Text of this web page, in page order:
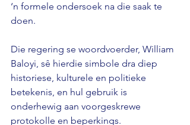
‘n formele ondersoek na die saak te
doen.
Die regering se woordvoerder, William
Baloyi, sê hierdie simbole dra diep
historiese, kulturele en politieke
betekenis, en hul gebruik is
onderhewig aan voorgeskrewe
protokolle en beperkings.